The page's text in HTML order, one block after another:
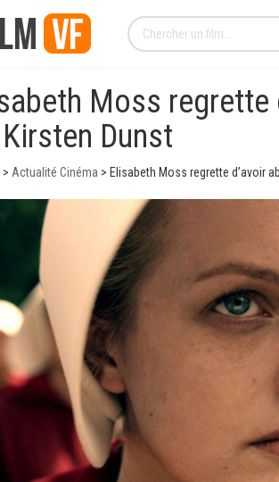
Moss regrette
Dunst
> Actualité Cinéma > Elisabeth Moss regrette d’avoir